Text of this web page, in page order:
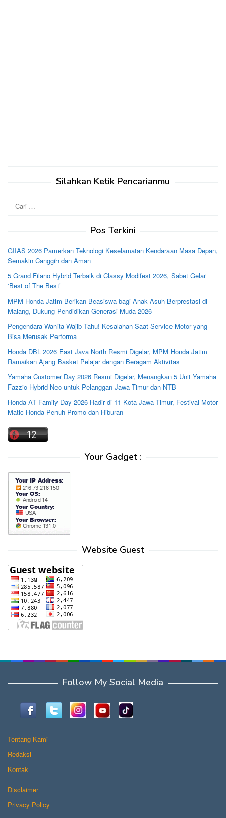
Silahkan Ketik Pencarianmu
untuk:
Pos Terkini
GIIAS 2026 Pamerkan Teknologi Keselamatan Kendaraan Masa Depan,
Semakin Canggih dan Aman
5 Grand Filano Hybrid Terbaik di Classy Modifest 2026, Sabet Gelar
‘Best of The Best’
MPM Honda Jatim Berikan Beasiswa bagi Anak Asuh Berprestasi di
Malang, Dukung Pendidikan Generasi Muda 2026
Pengendara Wanita Wajib Tahu! Kesalahan Saat Service Motor yang
Bisa Merusak Performa
Honda DBL 2026 East Java North Resmi Digelar, MPM Honda Jatim
Ramaikan Ajang Basket Pelajar dengan Beragam Aktivitas
Yamaha Customer Day 2026 Resmi Digelar, Menangkan 5 Unit Yamaha
Fazzio Hybrid Neo untuk Pelanggan Jawa Timur dan NTB
Honda AT Family Day 2026 Hadir di 11 Kota Jawa Timur, Festival Motor
Matic Honda Penuh Promo dan Hiburan
Your Gadget :
Website Guest
Follow My Social Media
Tentang Kami
Redaksi
Kontak
Disclaimer
Privacy Policy